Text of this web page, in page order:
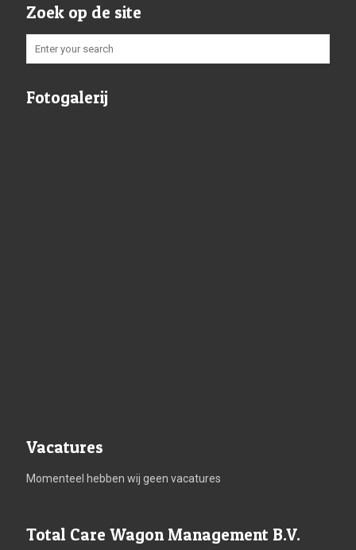
Zoek op de site
Fotogalerij
Vacatures
Momenteel hebben wij geen vacatures
Total Care Wagon Management B.V.